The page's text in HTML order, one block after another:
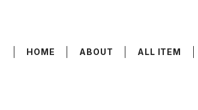
HOME ABOUT ALL ITEM